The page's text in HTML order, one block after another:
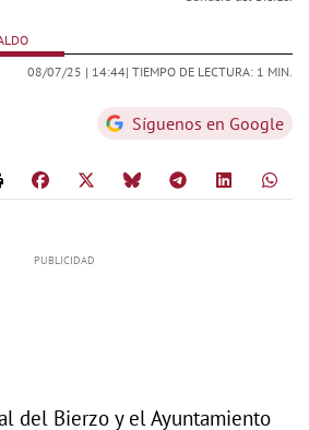
08/07/25 | 14:44| TIEMPO DE LECTURA: 1 MIN.
Síguenos en Google
del Bierzo y el Ayuntamiento